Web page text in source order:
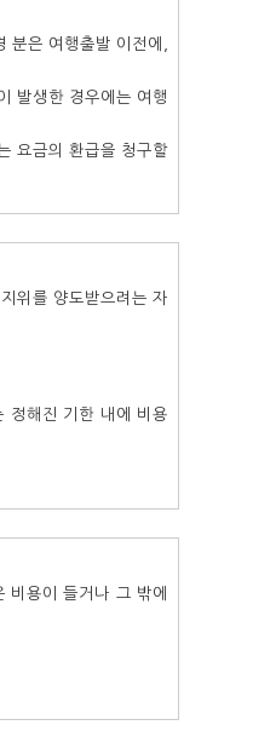
은 여행출발 이전에,
발생한 경우에는 여행
요금의 환급을 청구할
위를 양도받으려는 자
정해진 기한 내에 비용
용이 들거나 그 밖에